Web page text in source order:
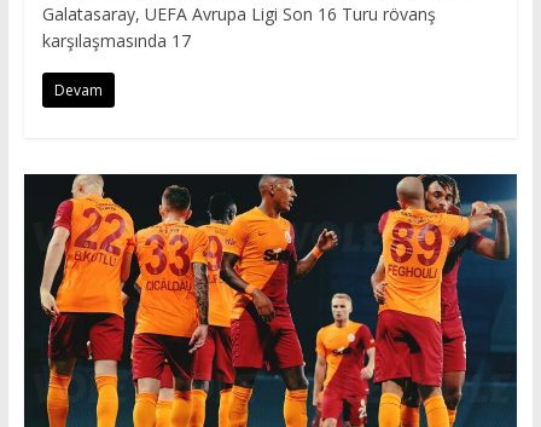
Galatasaray, UEFA Avrupa Ligi Son 16 Turu rövanş
karşılaşmasında 17
Devam